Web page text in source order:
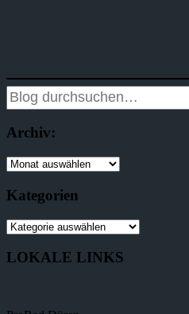
Archiv:
Kategorien
LOKALE LINKS